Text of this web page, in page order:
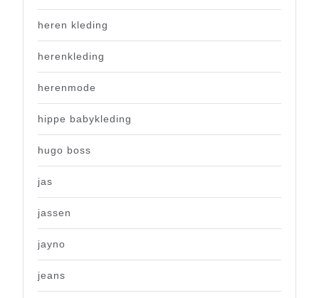
heren kleding
herenkleding
herenmode
hippe babykleding
hugo boss
jas
jassen
jayno
jeans